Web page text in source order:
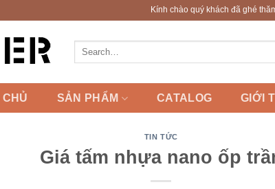
Kính chào quý khách đã ghé
Search
SẢN PHẨM CATALOG GIỚI
TIN TỨC
Giá tấm nhựa nano ốp